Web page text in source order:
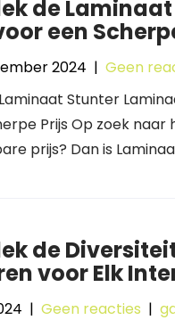
de
een
2024 | Geen
Stunter
Prijs Op zoek
prijs? Dan is
de
voor Elk
| Geen reacties |